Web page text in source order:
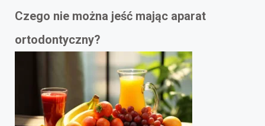
Czego nie można jeść mając aparat
ortodontyczny?